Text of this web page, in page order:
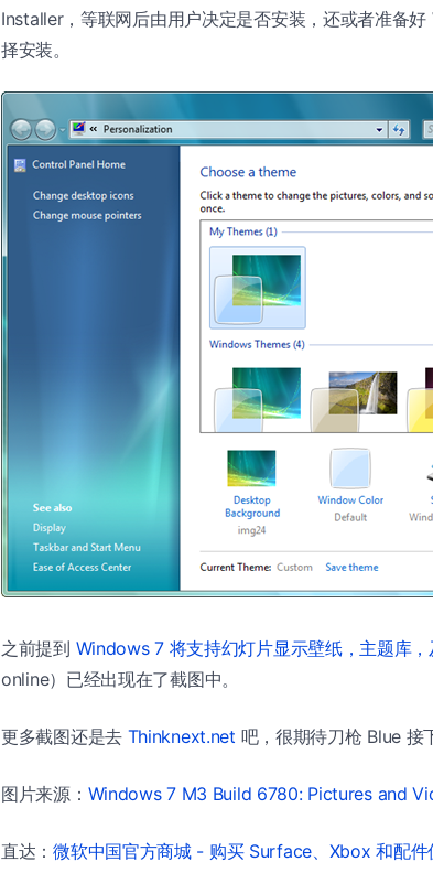
Installer，等联网后由用户决定是否安装，还或者准备
择安装。
之前提到 Windows 7 将支持幻灯片显示壁纸，主题库
online）已经出现在了截图中。
更多截图还是去 Thinknext.net 吧，很期待刀枪 Blue 接
图片来源： Windows 7 M3 Build 6780: Pictures and
直达：微软中国官方商城 - 购买 Surface、Xbox 和配件